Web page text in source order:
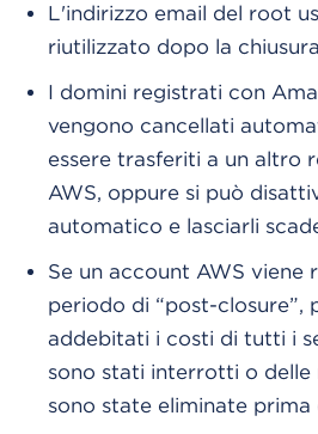
L'indirizzo email del root
riutilizzato dopo la
I domini registrati con
vengono cancellati
essere trasferiti a un altro
AWS, oppure si può
automatico e lasciarli
Se un account AWS viene
periodo di “post-closure”,
addebitati i costi di tutti i
sono stati interrotti o delle
sono state eliminate prima